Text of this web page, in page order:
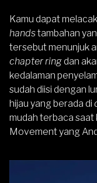
Kamu dapat
handstambahan
tersebut menunjuk
chapter ringdan
kedalaman
sudah diisi dengan
hijau yang berada di
mudah terbaca saat
Movement yang